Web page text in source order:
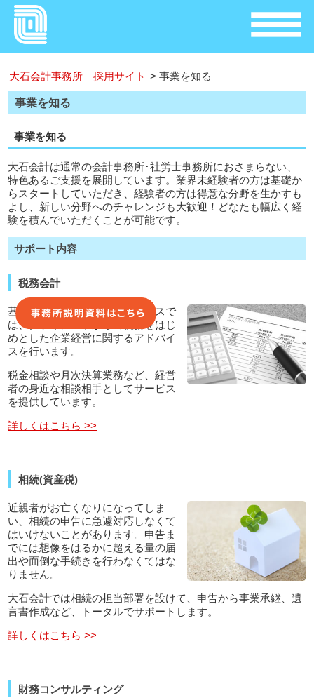
大石会計事務所 採用サイト >事業を知る
事業を知る
事業を知る
大石会計は通常の会計事務所･社労士事務所におさまらない、
特色あるご支援を展開しています。業界未経験者の方は基礎か
らスタートしていただき、経験者の方は得意な分野を生かすも
よし、新しい分野へのチャレンジも大歓迎！どなたも幅広く経
験を積んでいただくことが可能です。
サポート内容
税務会計
基本業務である税務会計サービスで
は、クライアントからの税務をはじ
めとした企業経営に関するアドバイ
スを行います。
税金相談や月次決算業務など、経営
者の身近な相談相手としてサービス
を提供しています。
詳しくはこちら >>
相続(資産税)
近親者がお亡くなりになってしま
い、相続の申告に急遽対応しなくて
はいけないことがあります。申告ま
でには想像をはるかに超える量の届
出や面倒な手続きを行わなくてはな
りません。
大石会計では相続の担当部署を設けて、申告から事業承継、遺
言書作成など、トータルでサポートします。
詳しくはこちら >>
財務コンサルティング